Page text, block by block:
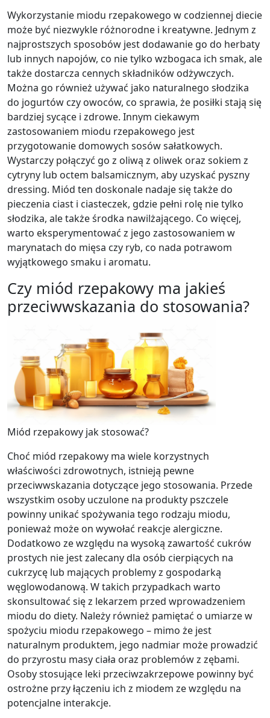
Wykorzystanie miodu rzepakowego w codziennej diecie
może być niezwykle różnorodne i kreatywne. Jednym z
najprostszych sposobów jest dodawanie go do herbaty
lub innych napojów, co nie tylko wzbogaca ich smak, ale
także dostarcza cennych składników odżywczych.
Można go również używać jako naturalnego słodzika
do jogurtów czy owoców, co sprawia, że posiłki stają się
bardziej sycące i zdrowe. Innym ciekawym
zastosowaniem miodu rzepakowego jest
przygotowanie domowych sosów sałatkowych.
Wystarczy połączyć go z oliwą z oliwek oraz sokiem z
cytryny lub octem balsamicznym, aby uzyskać pyszny
dressing. Miód ten doskonale nadaje się także do
pieczenia ciast i ciasteczek, gdzie pełni rolę nie tylko
słodzika, ale także środka nawilżającego. Co więcej,
warto eksperymentować z jego zastosowaniem w
marynatach do mięsa czy ryb, co nada potrawom
wyjątkowego smaku i aromatu.
Czy miód rzepakowy ma jakieś
przeciwwskazania do stosowania?
Miód rzepakowy jak stosować?
Choć miód rzepakowy ma wiele korzystnych
właściwości zdrowotnych, istnieją pewne
przeciwwskazania dotyczące jego stosowania. Przede
wszystkim osoby uczulone na produkty pszczele
powinny unikać spożywania tego rodzaju miodu,
ponieważ może on wywołać reakcje alergiczne.
Dodatkowo ze względu na wysoką zawartość cukrów
prostych nie jest zalecany dla osób cierpiących na
cukrzycę lub mających problemy z gospodarką
węglowodanową. W takich przypadkach warto
skonsultować się z lekarzem przed wprowadzeniem
miodu do diety. Należy również pamiętać o umiarze w
spożyciu miodu rzepakowego – mimo że jest
naturalnym produktem, jego nadmiar może prowadzić
do przyrostu masy ciała oraz problemów z zębami.
Osoby stosujące leki przeciwzakrzepowe powinny być
ostrożne przy łączeniu ich z miodem ze względu na
potencjalne interakcje.